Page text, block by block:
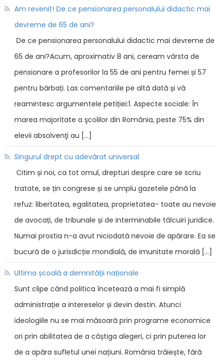
Am revenit! De ce pensionarea personalului didactic mai
devreme de 65 de ani?
De ce pensionarea personalului didactic mai devreme de
65 de ani?Acum, aproximativ 8 ani, ceream vârsta de
pensionare a profesorilor la 55 de ani pentru femei și 57
pentru bărbați. Las comentariile pe altă dată și vă
reamintesc argumentele petiției:1. Aspecte sociale: În
marea majoritate a şcolilor din România, peste 75% din
elevii absolvenţi au […]
Singurul drept cu adevărat universal
Citim și noi, ca tot omul, drepturi despre care se scriu
tratate, se țin congrese și se umplu gazetele până la
refuz: libertatea, egalitatea, proprietatea- toate au nevoie
de avocați, de tribunale și de interminabile tâlcuiri juridice.
Numai prostia n-a avut niciodată nevoie de apărare. Ea se
bucură de o jurisdicție mondială, de imunitate morală […]
Ultima școală a demnității naționale
Sunt clipe când politica încetează a mai fi simplă
administrație a intereselor și devin destin. Atunci
ideologiile nu se mai măsoară prin programe economice
ori prin abilitatea de a câștiga alegeri, ci prin puterea lor
de a apăra sufletul unei națiuni. România trăiește, fără